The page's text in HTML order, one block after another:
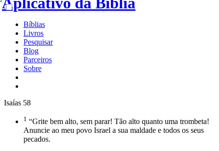
Bíblias
Livros
Pesquisar
Blog
Parceiros
Sobre
Isaías 58
1 “Grite bem alto, sem parar! Tão alto quanto uma trombeta!
Anuncie ao meu povo Israel a sua maldade e todos os seus
pecados.